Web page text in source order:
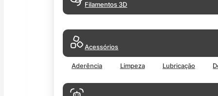
Filamentos 3D
Acessórios
Aderência Limpeza Lubricação